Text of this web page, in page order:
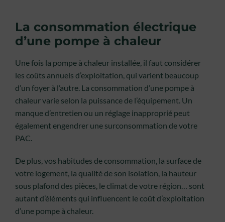
La consommation électrique
d’une pompe à chaleur
Une fois la pompe à chaleur installée, il faut considérer
les coûts annuels d’exploitation, qui varient beaucoup
d’un foyer à l’autre. La consommation d’une pompe à
chaleur varie selon la puissance de l’équipement. Un
manque d’entretien ou un réglage inapproprié peut
également engendrer une surconsommation de votre
PAC.
De plus, vos habitudes de consommation, la surface de
votre logement, la qualité de son isolation, la hauteur
sous plafond des pièces, le climat de votre région… sont
autant d’éléments qui influencent le coût d’exploitation
d’une pompe à chaleur.